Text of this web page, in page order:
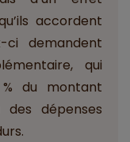
accordent
ci demandent
qui
du montant
dépenses